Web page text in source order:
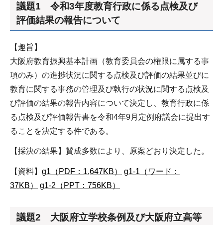
議題1 令和3年度教育行政に係る点検及び
評価結果の報告について
【趣旨】
大阪府教育振興基本計画（教育委員会の権限に属する事
項のみ）の進捗状況に関する点検及び評価の結果並びに
教育に関する事務の管理及び執行の状況に関する点検及
び評価の結果の報告内容について決定し、教育行政に係
る点検及び評価報告書を令和4年9月定例府議会に提出す
ることを決定する件である。
【採決の結果】賛成多数により、原案どおり決定した。
【資料】 g1（PDF：1,647KB）
g1-1（ワード：
37KB）
g1-2（PPT：756KB）
議題2 大阪府立学校条例及び大阪府立高等